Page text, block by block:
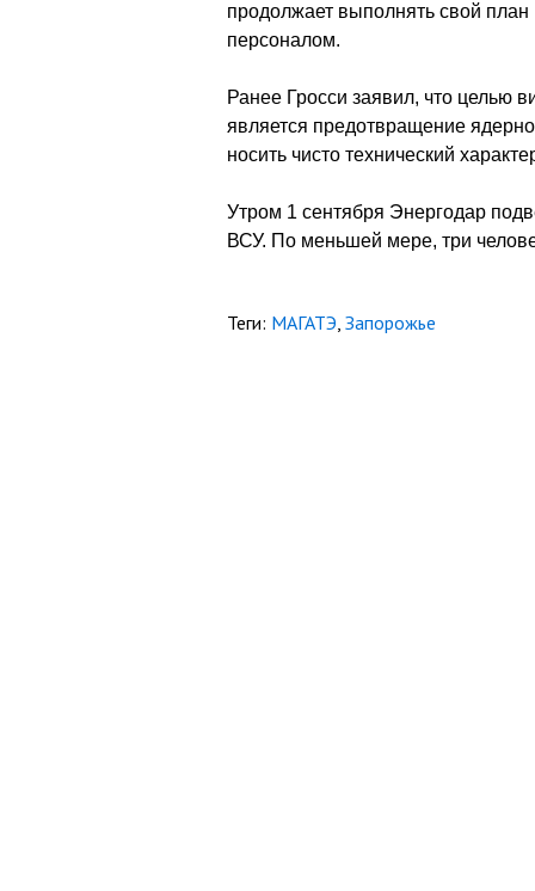
продолжает выполнять свой
персоналом.
Ранее Гросси заявил, что
является предотвращение
носить чисто технический
Утром 1 сентября Энергодар
ВСУ. По меньшей мере, три
Теги: МАГАТЭ, Запорожье